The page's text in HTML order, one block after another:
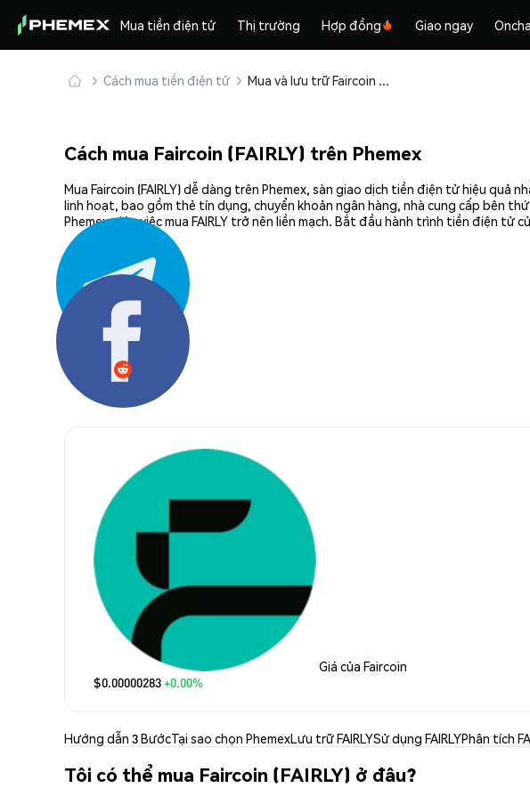
Mua tiền điện tử Thị trường Hợp đồng Giao ngay
Cách mua tiền điện tử Mua và lưu trữ Faircoin (FAIRLY) an toàn
Cách mua Faircoin (FAIRLY) trên Phemex
Mua Faircoin (FAIRLY) dễ dàng trên Phemex, sàn giao dịch tiền điện tử hiệu
linh hoạt, bao gồm thẻ tín dụng, chuyển khoản ngân hàng, nhà cung cấp bên
Phemex giúp việc mua FAIRLY trở nên liền mạch. Bắt đầu hành trình tiền điện
Chia sẻ:
Giá của Faircoin
$0.00000283+0.00%
Hướng dẫn 3 BướcTại sao chọn PhemexLưu trữ FAIRLYSử dụng FAIRLYPhân tích
Tôi có thể mua Faircoin (FAIRLY) ở đâu?